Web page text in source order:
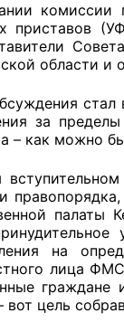
советы при
власти
совет ОП КО
приставов
области и
стал
за
– как можно
палаты
на
лица
граждане
вот цель